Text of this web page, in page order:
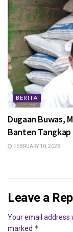
BERITA
Dugaan Buwas,
Banten Tangkap
FEBRUARY 10, 2023
Leave a
Your email address
marked *